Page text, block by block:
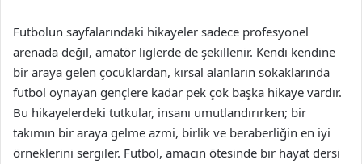
Futbolun sayfalarındaki hikayeler sadece profesyonel
arenada değil, amatör liglerde de şekillenir. Kendi kendine
bir araya gelen çocuklardan, kırsal alanların sokaklarında
futbol oynayan gençlere kadar pek çok başka hikaye vardır.
Bu hikayelerdeki tutkular, insanı umutlandırırken; bir
takımın bir araya gelme azmi, birlik ve beraberliğin en iyi
örneklerini sergiler. Futbol, amacın ötesinde bir hayat dersi